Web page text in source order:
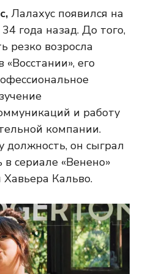
Лалахус появился на
года назад. До того,
резко возросла
его
и работу
компании.
должность, он сыграл
сериале «Венено»
Кальво.